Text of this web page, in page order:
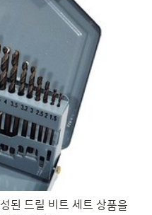
된 드릴 비트 세트 상품을